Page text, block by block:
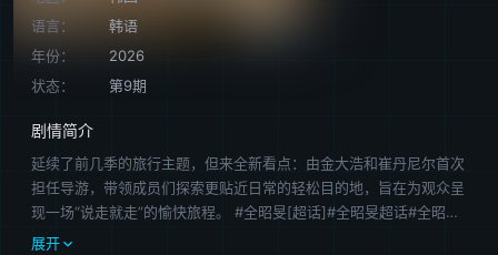
语言：
韩语
年份：
2026
状态：
第9期
剧情简介
延续了前几季的旅行主题，但来全新看点：由金大浩和崔丹尼尔首次
担任导游，带领成员们探索更贴近日常的轻松目的地，旨在为观众呈
现一场“说走就走”的愉快旅程。 #全昭旻[超话]#全昭旻超话#全昭旻
##崔丹尼尔##崔效定##金大浩##哈尔滨#
展开